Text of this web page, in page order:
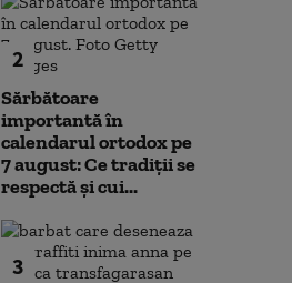
2
Sărbătoare
importantă în
calendarul ortodox pe
7 august: Ce tradiții se
respectă și cui...
3